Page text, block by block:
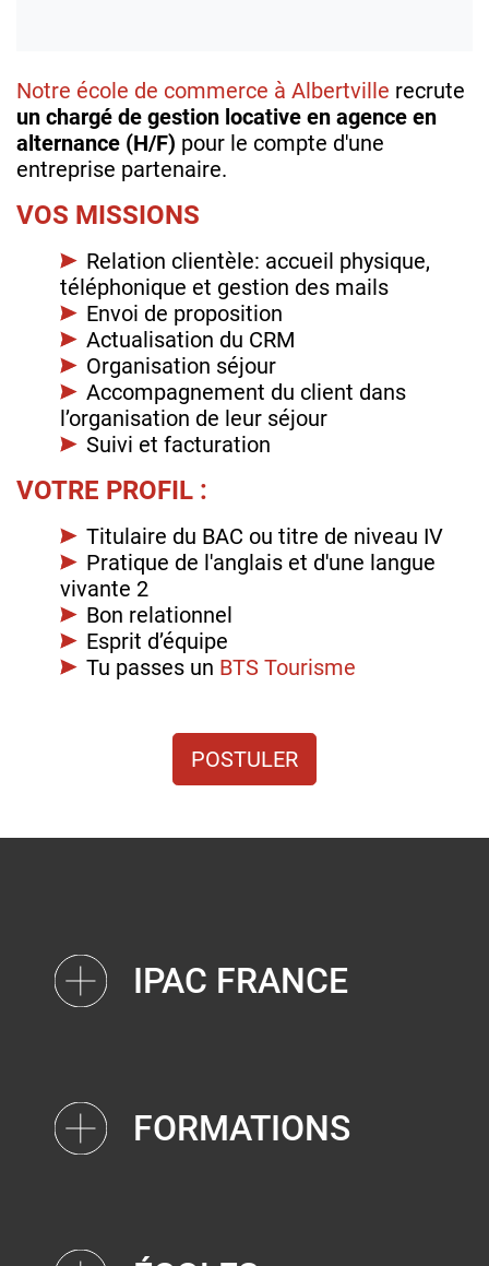
Notre école de commerce à Albertville recrute
un chargé de gestion locative en agence en
alternance (H/F) pour le compte d'une
entreprise partenaire.
VOS MISSIONS
Relation clientèle: accueil physique,
téléphonique et gestion des mails
Envoi de proposition
Actualisation du CRM
Organisation séjour
Accompagnement du client dans
l’organisation de leur séjour
Suivi et facturation
VOTRE PROFIL :
Titulaire du BAC ou titre de niveau IV
Pratique de l'anglais et d'une langue
vivante 2
Bon relationnel
Esprit d’équipe
Tu passes un BTS Tourisme
POSTULER
IPAC FRANCE
FORMATIONS